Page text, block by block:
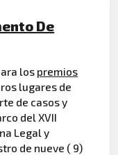
De
los premios
lugares de
de casos y
del XVII
Legal y
de nueve ( 9)